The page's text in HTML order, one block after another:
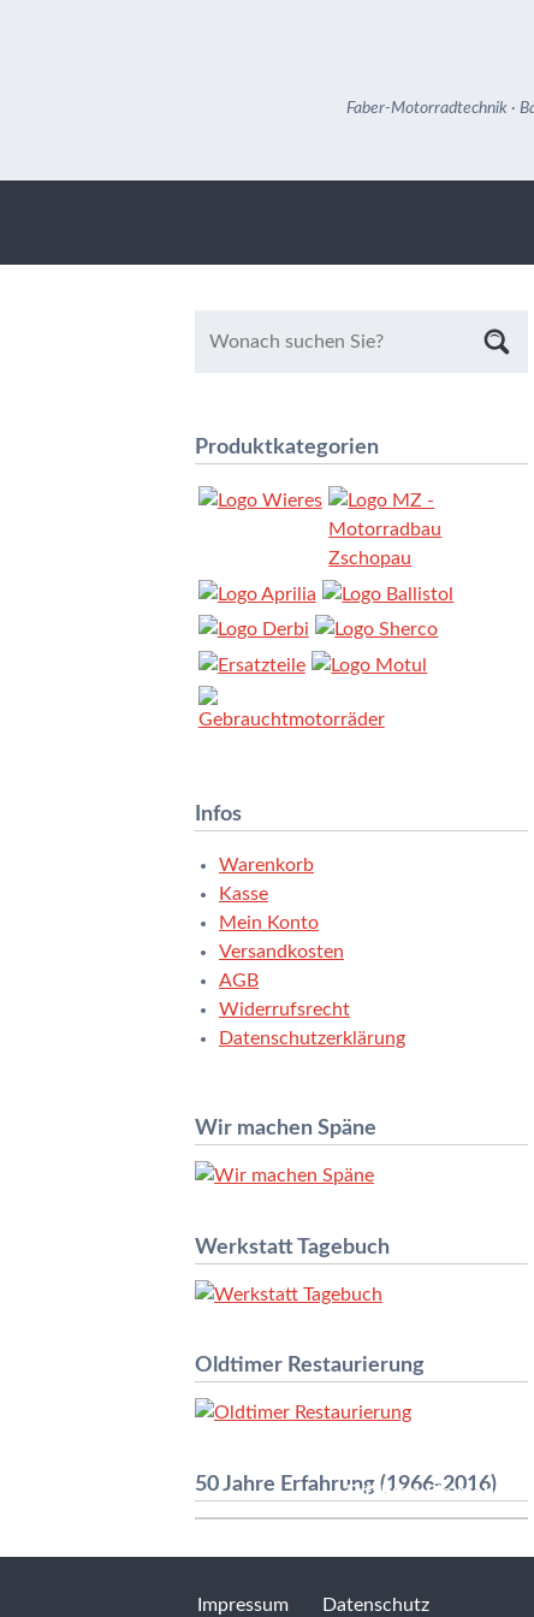
Faber-Motorradtechnik ·
Produktkategorien
Infos
Warenkorb
Kasse
Mein Konto
Versandkosten
AGB
Widerrufsrecht
Datenschutzerklärung
Wir machen Späne
Werkstatt Tagebuch
Oldtimer Restaurierung
50 Jahre Erfahrung (1966-2016)
Erfahren Sie mehr »
Impressum Datenschutz